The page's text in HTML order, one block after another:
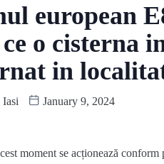
european
o cisterna
in
Iasi January 9, 2024
moment se acționează